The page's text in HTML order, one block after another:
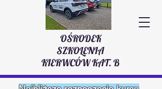
OŚRODEK
SZKOLENIA
KIERWCÓW KAT. B